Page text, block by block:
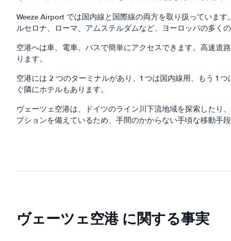
Weeze Airport では国内線と国際線の両方を取り扱っていま
ルセロナ、ローマ、アムステルダムなど、ヨーロッパの多く
空港へは車、電車、バスで簡単にアクセスできます。高速道
ります。
空港には 2 つのターミナルがあり、1 つは国内線用、もう 1
ぐ隣にホテルもあります。
ヴェーツェ空港は、ドイツのライン川下流地域を探索したり
プションを備えているため、手間のかからない手頃な移動手
ヴェーツェ空港 に関する事実